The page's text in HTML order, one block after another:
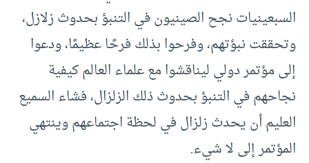
السبعينيات نجح الصينيون في التنبؤ بحدوث زلازل،
وتحققت نبؤتهم، وفرحوا بذلك فرحًا عظيمًا، ودعوا
إلى مؤتمر دولي ليناقشوا مع علماء العالم كيفية
نجاحهم في التنبؤ بحدوث ذلك الزلزال، فشاء السميع
العليم أن يحدث زلزال في لحظة اجتماعهم وينتهي
المؤتمر إلى لا شيء.